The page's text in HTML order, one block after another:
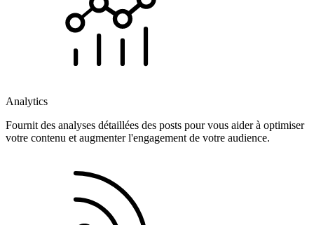
Analytics
Fournit des analyses détaillées des posts pour vous aider à optimiser
votre contenu et augmenter l'engagement de votre audience.